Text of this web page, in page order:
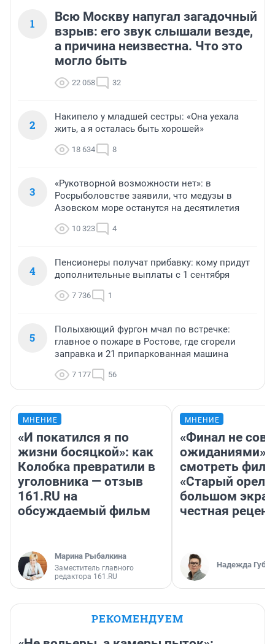
1
Всю Москву напугал загадочный
взрыв: его звук слышали везде,
а причина неизвестна. Что это
могло быть
22 058 32
2
Накипело у младшей сестры: «Она уехала
жить, а я осталась быть хорошей»
18 634 8
3
«Рукотворной возможности нет»: в
Росрыболовстве заявили, что медузы в
Азовском море останутся на десятилетия
10 323 4
4
Пенсионеры получат прибавку: кому придут
дополнительные выплаты с 1 сентября
7 736 1
5
Полыхающий фургон мчал по встречке:
главное о пожаре в Ростове, где сгорели
заправка и 21 припаркованная машина
7 177 56
МНЕНИЕ
«И покатился я по
жизни босяцкой»: как
Колобка превратили в
уголовника — отзыв
161.RU на
обсуждаемый фильм
Марина Рыбалкина
Заместитель главного
редактора 161.RU
МНЕНИЕ
«Финал не
ожиданиями»:
смотреть
«Старый орел»
большом
честная
Надежда
РЕКОМЕНДУЕМ